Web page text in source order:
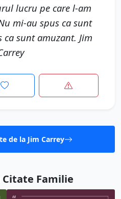
lucru pe care l-am
mi-au spus ca sunt
sunt amuzant. Jim
de la Jim Carrey
Citate Familie